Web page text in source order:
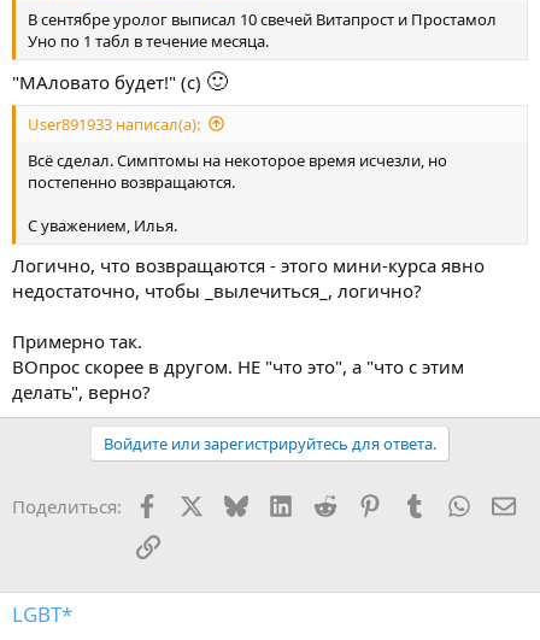
В сентябре уролог выписал 10 свечей Витапрост и Простамол
Уно по 1 табл в течение месяца.
"МАловато будет!" (с) 🙂
User891933 написал(а):
Всё сделал. Симптомы на некоторое время исчезли, но
постепенно возвращаются.
С уважением, Илья.
Логично, что возвращаются - этого мини-курса явно
недостаточно, чтобы _вылечиться_, логично?
Примерно так.
ВОпрос скорее в другом. НЕ "что это", а "что с этим
делать", верно?
Войдите или зарегистрируйтесь для ответа.
Поделиться: Facebook BlueskyLinkedIn
Reddit PinterestTumblr
Ссылка
LGBT*